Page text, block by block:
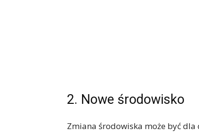
2. Nowe środowisko
Zmiana środowiska może być dla